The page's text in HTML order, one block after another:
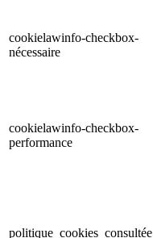
cookielawinfo-checkbox-
nécessaire
cookielawinfo-checkbox-
performance
politique_cookies_consultée